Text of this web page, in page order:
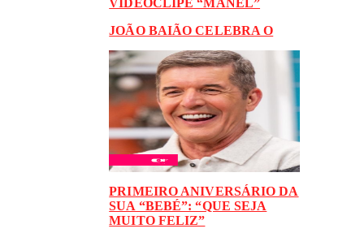
VIDEOCLIPE “MANEL”
JOÃO BAIÃO CELEBRA O
PRIMEIRO ANIVERSÁRIO DA
SUA “BEBÉ”: “QUE SEJA
MUITO FELIZ”